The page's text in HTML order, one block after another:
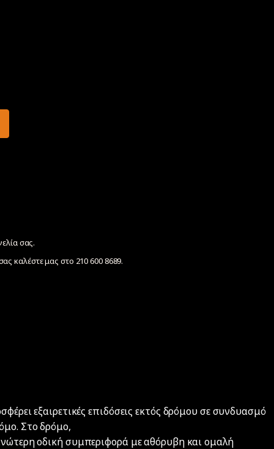
σας.
καλέστε μας στο 210 600 8689.
εξαιρετικές επιδόσεις εκτός δρόμου σε συνδυασμό
Στο δρόμο,
οδική συμπεριφορά με αθόρυβη και ομαλή